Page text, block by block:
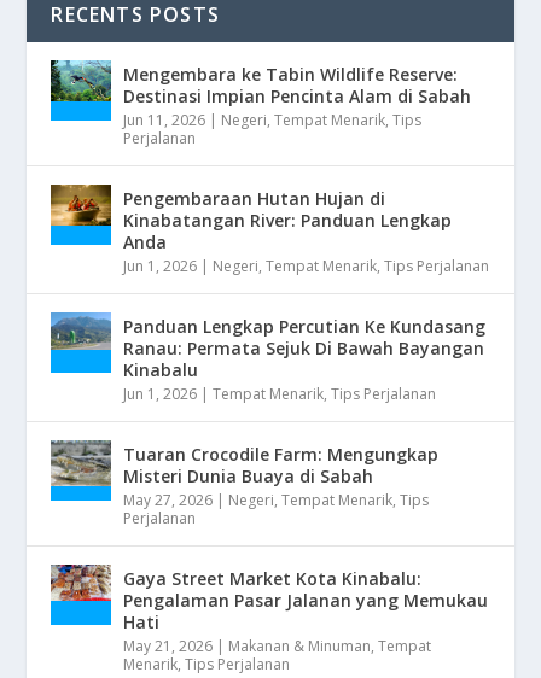
RECENTS POSTS
Mengembara ke Tabin Wildlife Reserve:
Destinasi Impian Pencinta Alam di Sabah
Jun 11, 2026 Negeri,Tempat Menarik,Tips
Perjalanan
Pengembaraan Hutan Hujan di
Kinabatangan River: Panduan Lengkap
Anda
Jun 1, 2026 Negeri,Tempat Menarik,Tips Perjalanan
Panduan Lengkap Percutian Ke Kundasang
Ranau: Permata Sejuk Di Bawah Bayangan
Kinabalu
Jun 1, 2026 |Tempat Menarik,Tips Perjalanan
Tuaran Crocodile Farm: Mengungkap
Misteri Dunia Buaya di Sabah
May 27, 2026 Negeri,Tempat Menarik,Tips
Perjalanan
Gaya Street Market Kota Kinabalu:
Pengalaman Pasar Jalanan yang Memukau
Hati
May 21, 2026 Makanan & Minuman,Tempat
Menarik,Tips Perjalanan